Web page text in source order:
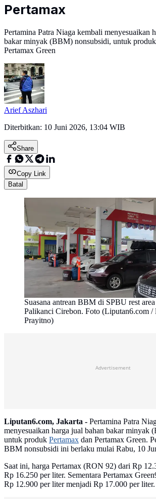
Pertamax
Pertamina Patra Niaga kembali menyesuaikan
bakar minyak (BBM) nonsubsidi, untuk
Pertamax Green
Arief Aszhari
Diterbitkan: 10 Juni 2026, 13:04 WIB
Share
Copy Link
Batal
Suasana antrean BBM di SPBU rest
Palikanci Cirebon. Foto (Liputan6.com /
Prayitno)
Advertisement
Liputan6.com, Jakarta - Pertamina Patra
menyesuaikan harga jual bahan bakar minyak
untuk produk Pertamax dan Pertamax Green.
BBM nonsubsidi ini berlaku mulai Rabu, 10
Saat ini, harga Pertamax (RON 92) dari Rp
Rp 16.250 per liter. Sementara Pertamax
Rp 12.900 per liter menjadi Rp 17.000 per liter.